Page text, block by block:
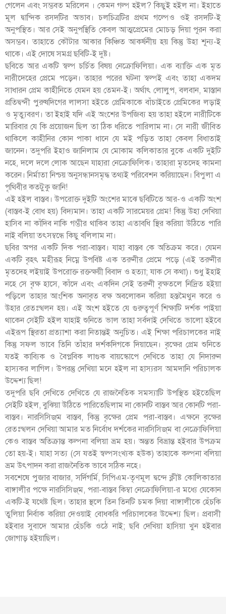
গেলেন এবং সম্ভবত মরিলেন । কেমন গল্প হইল? কিছুই হইল না। ইহাতে
মূল দ্বান্দিক রসদটির অভাব। চলচিত্রটির প্রথম গল্পেও ওই রসদটি-ই
অনুপস্থিত। আর সেই অনুপস্থিতি কেবল আত্মপ্রেমের মোচড় দিয়া পূরন করা
অসম্ভব। তাহাতে কৌটার আকার কিঞ্চিত আকর্ষনীয় হয় কিন্তু উহা শূন্য-ই
থাকে। এই দোষে সমগ্র ছবিটি-ই দুষ্ট।
ছবিতে আর একটি স্বল্প চর্চিত বিষয় নেক্রোফিলিয়া। এক ব্যাক্তি এক মৃত
নারীদেহের প্রেমে পড়েন। তাহার পরের ঘটনা স্বল্পই এবং তাহা একদম
সাধারন প্রেম কাহীনিতে যেমন হয় তেমন-ই। অর্থাৎ লোলুপ, বলবান, মাস্তান
প্রতিদ্বন্দী পুরুষদিগের লালসা হইতে প্রেমিকাকে বাঁচাইতে প্রেমিকের লড়াই
ও মৃত্যুবরণ। তা ইহাই যদি এই অংশের উপজিব্য হয় তাহা হইলে নারীটিকে
মারিবার যে কি প্রয়োজন ছিল তা ঠিক ধরিতে পারিলাম না। সে নারী জীবিত
থাকিলে কাহীনির কোন পাকা ধানে যে মই পড়িত তাহা কেবল বিধাতাই
জানেন। তদুপরি ইহাও জানিলাম যে মোকাম কলিকাতার বুকে একটি দুইটি
নহে, দলে দলে লোক আছেন যাহারা নেক্রোফিলিক। তাহারা মৃতদেহ কামনা
করেন। নির্মাতা নিশ্চয় অনুসন্ধানসমৃদ্ধ তথ্যই পরিবেশন করিয়াছেন। বিপুলা এ
পৃথিবীর কতটুকু জানি!
এই হইল বাস্তব। উপরোক্ত দুইটি অংশের মাঝে ছবিটিতে আর-ও একটি অংশ
(বাস্তব-ই বোধ হয়) বিদ্যমান। তাহা একটি সারমেয়র প্রেম! কিন্তু উহা দেখিয়া
হাসিব না কাঁদিব নাকি গম্ভীর থাকিব তাহা এতাবধি স্থির করিয়া উঠিতে পারি
নাই বলিয়া তৎসম্বন্ধে কিছু বলিলাম না।
ছবির অপর একটি দিক পরা-বাস্তব। যাহা বাস্তব কে অতিক্রম করে। যেমন
একটি বৃহৎ মহীরূহ নিম্নে উপবিষ্ট এক তরুনীর প্রেমে পড়ে (এই তরুনীর
মৃতদেহ লইয়াই উপরোক্ত রক্তক্ষয়ী বিবাদ ও হত্যা; যাক সে কথা)। শুধু ইহাই
নহে সে বৃক্ষ হাসে, কাঁদে এবং একদিন সেই তরুনী বৃক্ষতলে নিদ্রিত হইয়া
পড়িলে তাহার আংশিক অনাবৃত বক্ষ অবলোকন করিয়া হস্তমৈথুন করে ও
উহার রেতঃস্খলন হয়। এই অংশ হইতে যে গুরুত্বপূর্ণ শিক্ষাটি দর্শক পাইয়া
থাকেন সেইটি হইল যাহাই শুনিতে ভাল তাহা সর্বদাই দেখিতে ভালো হইবে
এইরূপ স্থিরতা প্রত্যাশা করা নিতান্তই অনুচিত। এই শিক্ষা পরিচালকের নাই
কিন্তু সফল ভাবে তিনি তাঁহার দর্শকদিগকে দিয়াছেন। বৃক্ষের প্রেম শুনিতে
যতই কাব্যিক ও বৈপ্লবিক লাগুক বায়স্কোপে দেখিতে তাহা যে নিদারুন
হাস্যকর লাগিল। উপরন্তু দেখিয়া মনে হইল না হাস্যরস আমদানি পরিচালক
উদ্দেশ্য ছিল!
তদুপরি ছবি দেখিতে দেখিতে যে রাজনৈতিক সমস্যাটি উপস্থিত হইতেছিল
সেইটি হইল, বুঝিয়া উঠিতে পারিতেছিলাম না কোনটি বাস্তব আর কোনটি পরা-
বাস্তব। নারসিসিজ্‌ম বাস্তব, কিন্তু বৃক্ষের প্রেম পরা-বাস্তব। এক্ষনে বৃক্ষের
রেতঃস্খলন দেখিয়া আমার মত নির্বোধ দর্শকের নারসিসিজ্‌ম বা নেক্রোফিলিয়া
কেও বাস্তব অতিক্রান্ত কল্পনা বলিয়া ভ্রম হয়। অন্তত বিভ্রান্ত হইবার উপক্রম
তো হয়-ই। যাহা সত্য (সে যতই স্বল্পসংখ্যক হউক) তাহাকে কল্পনা বলিয়া
ভ্রম উৎপাদন করা রাজনৈতিক ভাবে সঠিক নহে।
সবশেষে পুজার বাজার, সর্দিগর্মি, সিপিএম-তৃণমূল দ্বন্দে ক্লীষ্ট কোলিকাতার
বাঙ্গালীর পক্ষে নারসিসিজ্‌ম, পরা-বাস্তব কিম্বা নেক্রোফিলিয়া-র মধ্যে যেকোন
একটি-ই যথেষ্ট ছিল। তাহার স্থলে তিন তিনটি চমক দিয়া বাঙ্গালীকে হেঁচকি
তুলিয়া নির্বাক করিয়া দেওয়াই বোধকরি পরিচালকের উদ্দেশ্য ছিল। প্রবাসী
হইবার সুবাদে আমার হেঁচকি ওঠে নাই; ছবি দেখিয়া হাসিয়া খুন হইবার
জোগাড় হইয়াছিল।